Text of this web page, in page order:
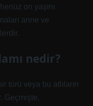
on yaşını
anne ve
nedir?
türü veya bu atlıların
Geçmişte,